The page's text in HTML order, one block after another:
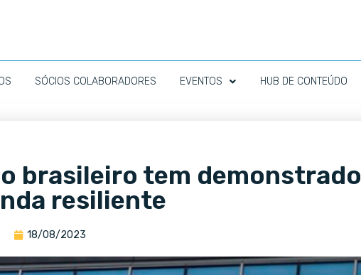
SÓCIOS COLABORADORES EVENTOS HUB DE CONTEÚDO
brasileiro tem demonstrado
resiliente
18/08/2023